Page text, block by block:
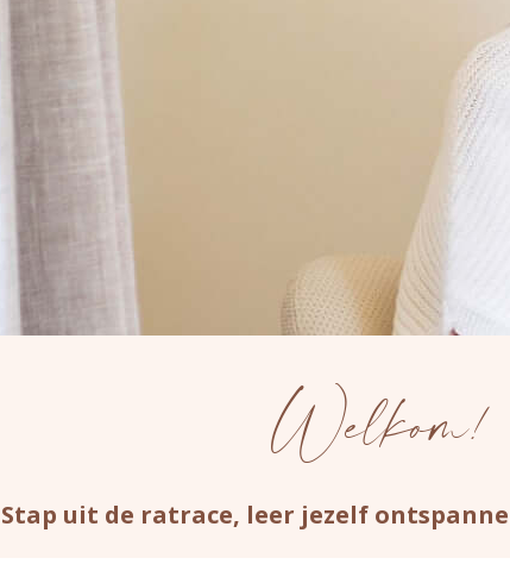
Welkom!
Stap uit de ratrace, leer jezelf